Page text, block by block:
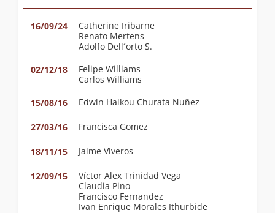
16/09/24
Catherine Iribarne
Renato Mertens
Adolfo Dell´orto S.
02/12/18
Felipe Williams
Carlos Williams
15/08/16
Edwin Haikou Churata Nuñez
27/03/16 Francisca Gomez
18/11/15 Jaime Viveros
12/09/15
Víctor Alex Trinidad Vega
Claudia Pino
Francisco Fernandez
Ivan Enrique Morales Ithurbide